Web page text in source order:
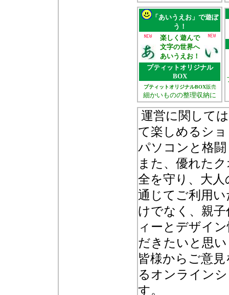
「あいうえお」で遊ぼ
う！
楽しく遊んで
文字の世界へ
あいうえお！
プティットオリジナル
BOX
プティットオリジナルBOX販売
細かいものの整理収納に
運営に関して
て楽しめるシ
パソコンと格
また、優れた
全を守り、大
通じてご利用
けでなく、親
ィーとデザイ
だきたいと思
皆様からご意
るオンライン
す。